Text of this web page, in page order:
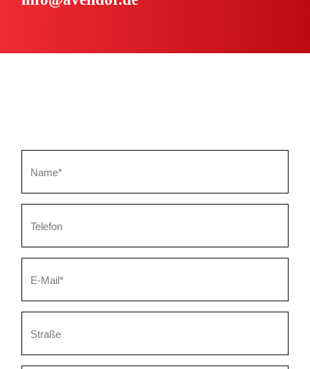
Pflichtfeld
Name*
Telefon
Pflichtfeld
E-Mail*
Straße